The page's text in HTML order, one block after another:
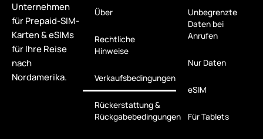
Unternehmen
für Prepaid-SIM-
Karten & eSIMs
für Ihre Reise
nach
Nordamerika.
Über
Rechtliche
Hinweise
Verkaufsbedingungen
Rückerstattung &
Rückgabebedingungen
Unbegrenzte
Daten bei
Anrufen
Nur Daten
eSIM
Für Tablets